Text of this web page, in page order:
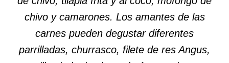
chivo y camarones. Los amantes de las
carnes pueden degustar diferentes
parrilladas, churrasco, filete de res Angus,